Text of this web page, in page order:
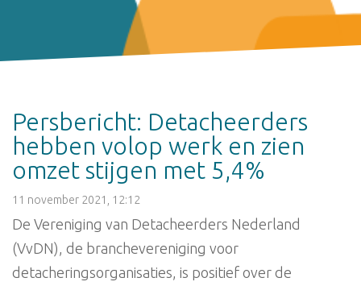
Persbericht: Detacheerders
hebben volop werk en zien
omzet stijgen met 5,4%
11 november 2021, 12:12
De Vereniging van Detacheerders Nederland
(VvDN), de branchevereniging voor
detacheringsorganisaties, is positief over de